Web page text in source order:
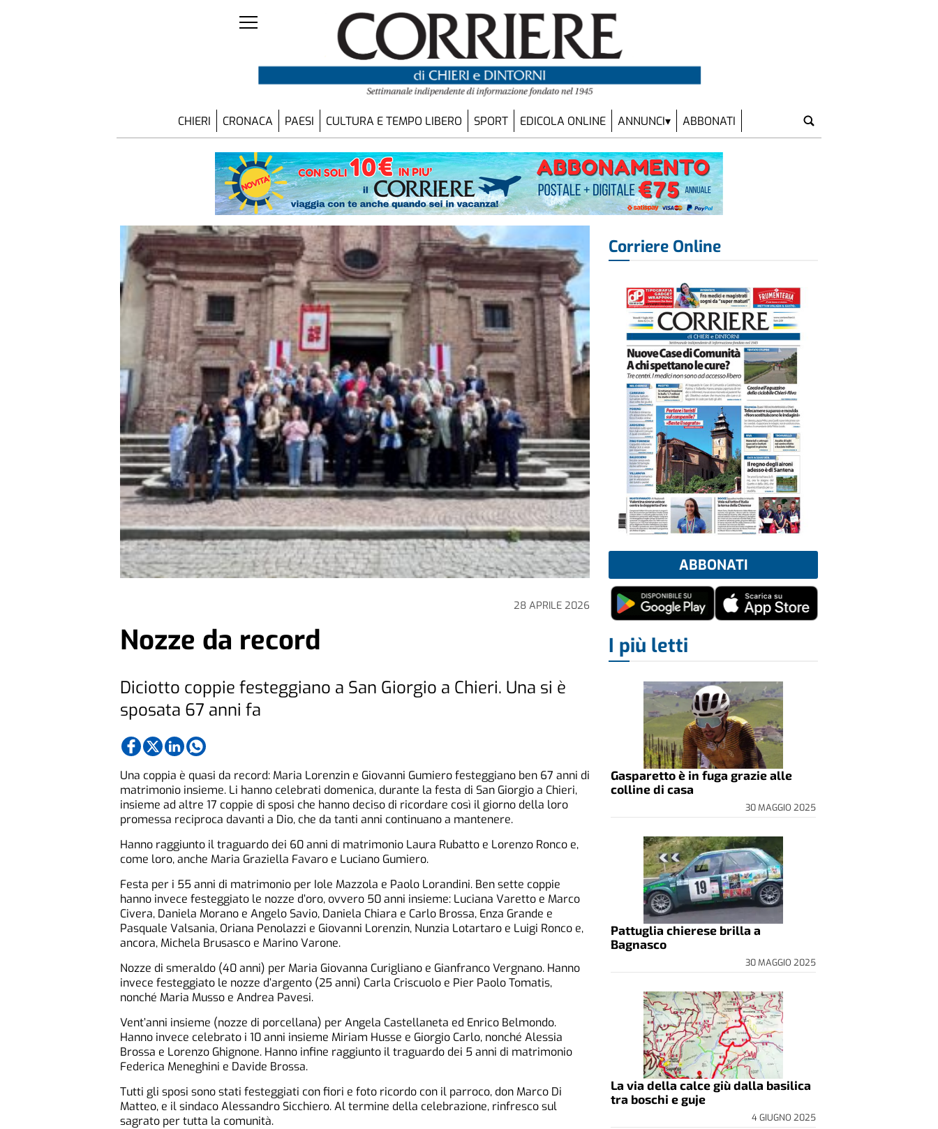
CHIERI CRONACA PAESI CULTURA E TEMPO LIBERO SPORT EDICOLA ONLINE ANNUNCI ABBONATI
28 APRILE 2026
Nozze da record
Diciotto coppie festeggiano a San Giorgio a Chieri. Una si è
sposata 67 anni fa
Una coppia è quasi da record: Maria Lorenzin e Giovanni Gumiero festeggiano ben 67 anni di
matrimonio insieme. Li hanno celebrati domenica, durante la festa di San Giorgio a Chieri,
insieme ad altre 17 coppie di sposi che hanno deciso di ricordare così il giorno della loro
promessa reciproca davanti a Dio, che da tanti anni continuano a mantenere.
Hanno raggiunto il traguardo dei 60 anni di matrimonio Laura Rubatto e Lorenzo Ronco e,
come loro, anche Maria Graziella Favaro e Luciano Gumiero.
Festa per i 55 anni di matrimonio per Iole Mazzola e Paolo Lorandini. Ben sette coppie
hanno invece festeggiato le nozze d’oro, ovvero 50 anni insieme: Luciana Varetto e Marco
Civera, Daniela Morano e Angelo Savio, Daniela Chiara e Carlo Brossa, Enza Grande e
Pasquale Valsania, Oriana Penolazzi e Giovanni Lorenzin, Nunzia Lotartaro e Luigi Ronco e,
ancora, Michela Brusasco e Marino Varone.
Nozze di smeraldo (40 anni) per Maria Giovanna Curigliano e Gianfranco Vergnano. Hanno
invece festeggiato le nozze d’argento (25 anni) Carla Criscuolo e Pier Paolo Tomatis,
nonché Maria Musso e Andrea Pavesi.
Vent’anni insieme (nozze di porcellana) per Angela Castellaneta ed Enrico Belmondo.
Hanno invece celebrato i 10 anni insieme Miriam Husse e Giorgio Carlo, nonché Alessia
Brossa e Lorenzo Ghignone. Hanno infine raggiunto il traguardo dei 5 anni di matrimonio
Federica Meneghini e Davide Brossa.
Tutti gli sposi sono stati festeggiati con fiori e foto ricordo con il parroco, don Marco Di
Matteo, e il sindaco Alessandro Sicchiero. Al termine della celebrazione, rinfresco sul
sagrato per tutta la comunità.
Corriere Online
ABBONATI
I più letti
Gasparetto è in fuga grazie alle
colline di casa
30 MAGGIO 2025
Pattuglia chierese brilla a
Bagnasco
30 MAGGIO 2025
La via della calce giù dalla basilica
tra boschi e guje
4 GIUGNO 2025